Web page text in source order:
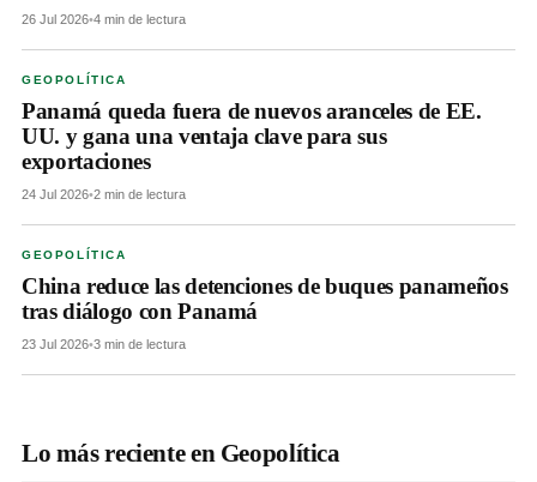
26 Jul 2026•4 min de lectura
GEOPOLÍTICA
Panamá queda fuera de nuevos aranceles de EE.
UU. y gana una ventaja clave para sus
exportaciones
24 Jul 2026•2 min de lectura
GEOPOLÍTICA
China reduce las detenciones de buques panameños
tras diálogo con Panamá
23 Jul 2026•3 min de lectura
Lo más reciente en Geopolítica